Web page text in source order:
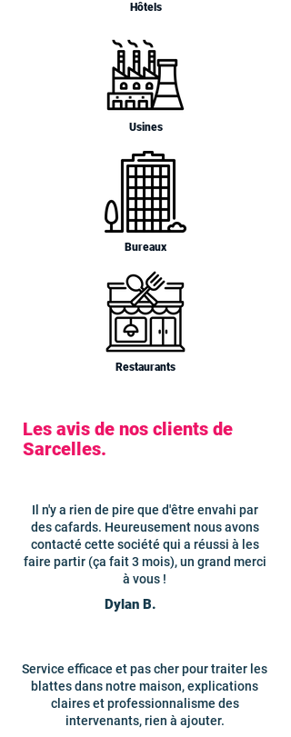
Hôtels
Usines
Bureaux
Restaurants
Les avis de nos clients de
Sarcelles.
Il n'y a rien de pire que d'être envahi par
des cafards. Heureusement nous avons
contacté cette société qui a réussi à les
faire partir (ça fait 3 mois), un grand merci
à vous !
Dylan B.
Service efficace et pas cher pour traiter les
blattes dans notre maison, explications
claires et professionnalisme des
intervenants, rien à ajouter.